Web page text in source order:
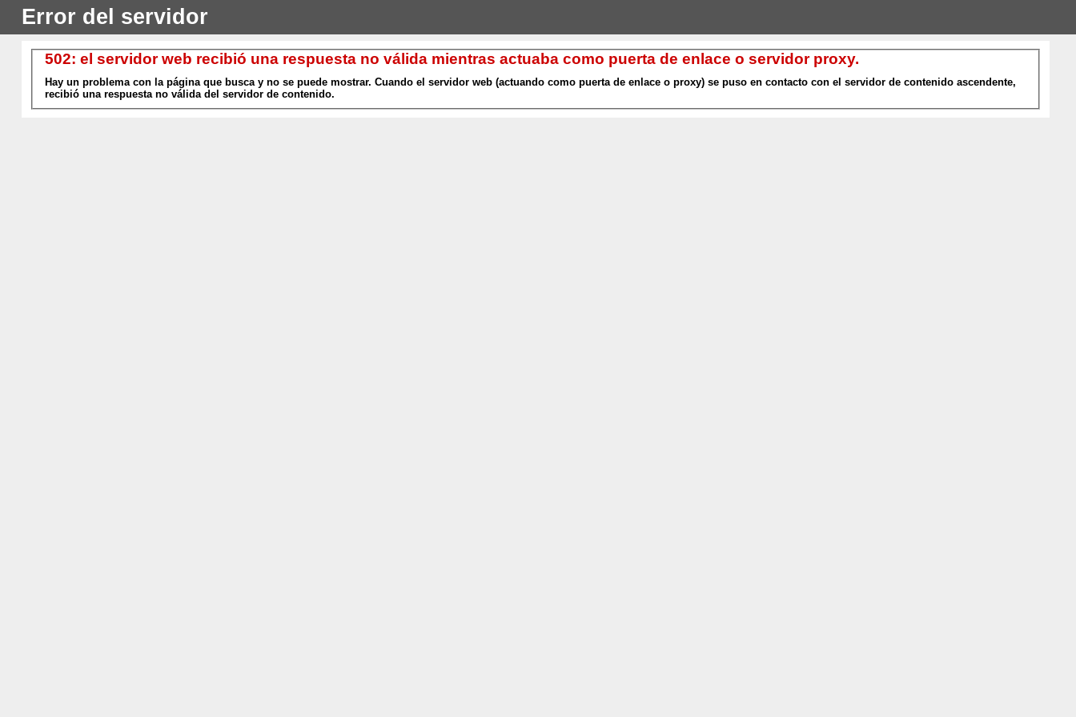
Error del servidor
502: el servidor web recibió una respuesta no válida mientras actuaba como puerta de enlace o servidor proxy.
Hay un problema con la página que busca y no se puede mostrar. Cuando el servidor web (actuando como puerta de enlace o proxy) se puso en contacto con el servidor de contenido ascendente,
recibió una respuesta no válida del servidor de contenido.